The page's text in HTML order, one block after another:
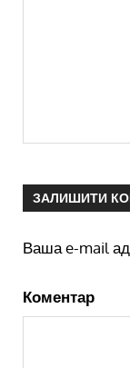
ЗАЛИШИТИ
Ваша e-mail
Коментар